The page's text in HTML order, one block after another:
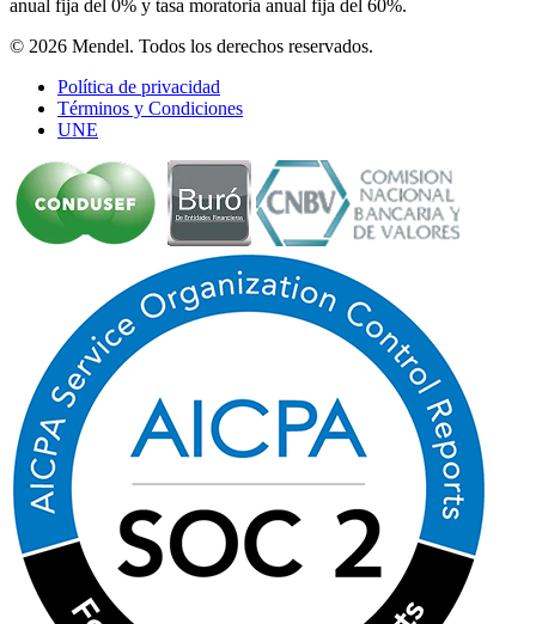
anual fija del 0% y tasa moratoria anual fija del 60%.
© 2026 Mendel. Todos los derechos reservados.
Política de privacidad
Términos y Condiciones
UNE